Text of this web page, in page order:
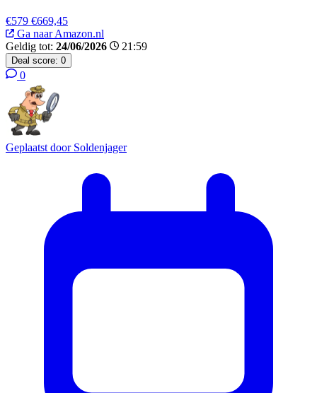
€579 €669,45
Ga naar Amazon.nl
Geldig tot: 24/06/2026 21:59
Deal score: 0
0
Geplaatst door Soldenjager